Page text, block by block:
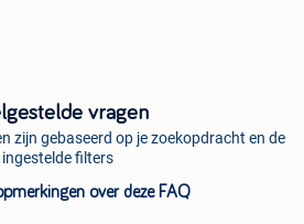
vragen
zijn gebaseerd op je zoekopdracht en de
ingestelde filters
over deze FAQ